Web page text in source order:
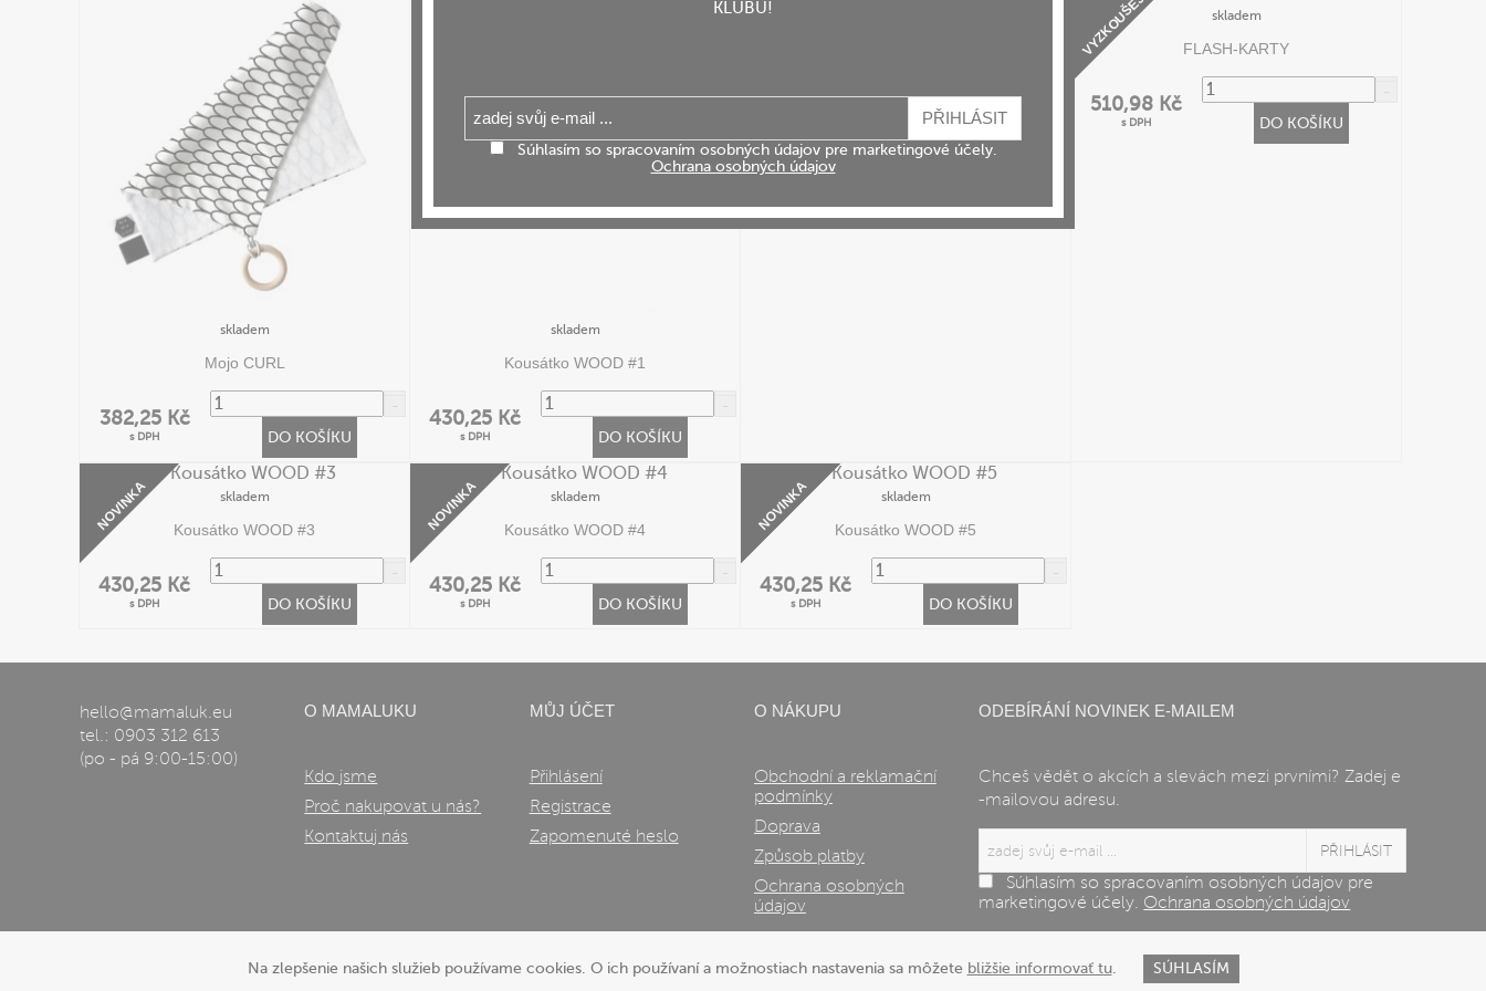
KLUBU!
Súhlasím so spracovaním osobných údajov pre marketingové účely.
Ochrana osobných údajov
skladem
Mojo CURL
382,25 Kč
s DPH DO KOŠÍKU
skladem
Kousátko WOOD #1
430,25 Kč
s DPH DO KOŠÍKU
430,25 Kč
DO KOŠÍKU
skladem
FLASH-KARTY
VYZKOUŠEJ
510,98 Kč
s DPH DO KOŠÍKU
skladem
Kousátko WOOD #3
NOVINKA
430,25 Kč
s DPH DO KOŠÍKU
skladem
Kousátko WOOD #4
NOVINKA
430,25 Kč
s DPH DO KOŠÍKU
skladem
Kousátko WOOD #5
VYZKOUŠEJ
NOVINKA
430,25 Kč
s DPH DO KOŠÍKU
hello@mamaluk.eu
tel.: 0903 312 613
(po - pá 9:00-15:00)
O MAMALUKU
Kdo jsme
Proč nakupovat u nás?
Kontaktuj nás
MŮJ ÚČET
Přihlásení
Registrace
Zapomenuté heslo
O NÁKUPU
Obchodní a reklamační
podmínky
Doprava
Způsob platby
Ochrana osobných
údajov
ODEBÍRÁNÍ NOVINEK E-MAILEM
Chceš vědět o akcích a slevách mezi prvními? Zadej e
-mailovou adresu.
Súhlasím so spracovaním osobných údajov pre
marketingové účely. Ochrana osobných údajov
Informace o používaní cookies | © 2026 Blueweb s.r.o. Tvorba e-shopu
Na zlepšenie našich služieb používame cookies. O ich používaní a možnostiach nastavenia sa môžete bližšie informovať tu. SÚHLASÍM